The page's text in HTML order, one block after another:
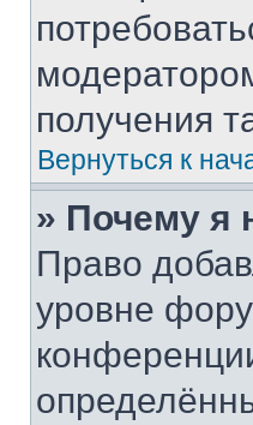
получения
Вернуться к
» Почему я
Право
уровне